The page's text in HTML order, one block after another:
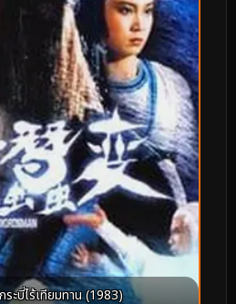
บี่ไร้เทียมทาน (1983)